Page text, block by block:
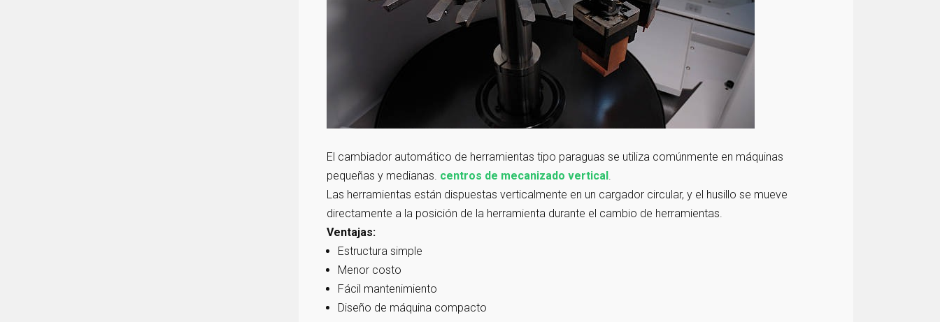
El cambiador automático de herramientas tipo paraguas se utiliza comúnmente en máquinas
pequeñas y medianas. centros de mecanizado vertical
Las herramientas están dispuestas verticalmente en un cargador circular, y el husillo se mueve
directamente a la posición de la herramienta durante el cambio de herramientas.
Ventajas:
Estructura simple
Menor costo
Fácil mantenimiento
Diseño de máquina compacto